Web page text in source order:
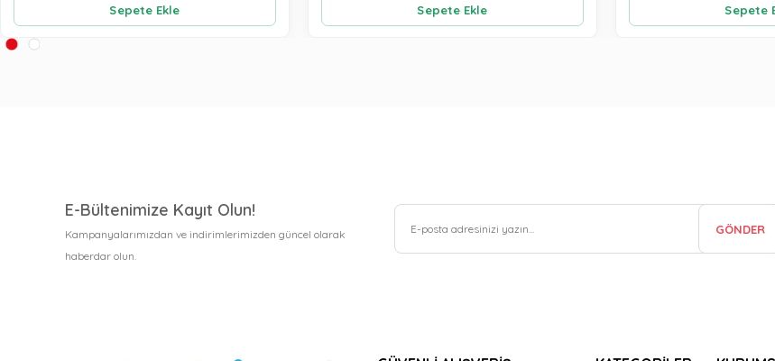
Sepete Ekle Sepete Ekle Sepete
E-Bültenimize Kayıt Olun!
Kampanyalarımızdan ve indirimlerimizden güncel olarak
haberdar olun.
GÖNDER